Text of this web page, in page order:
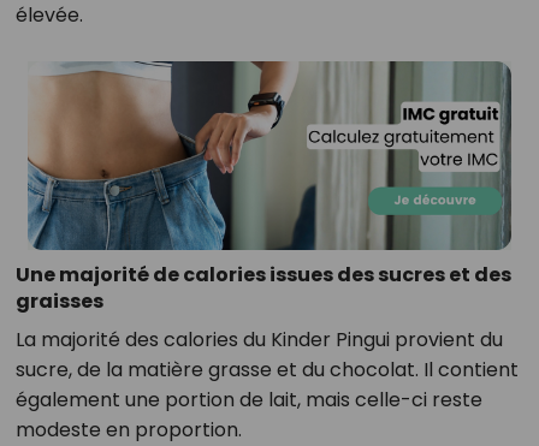
élevée.
Une majorité de calories issues des sucres et des
graisses
La majorité des calories du Kinder Pingui provient du
sucre, de la matière grasse et du chocolat. Il contient
également une portion de lait, mais celle-ci reste
modeste en proportion.